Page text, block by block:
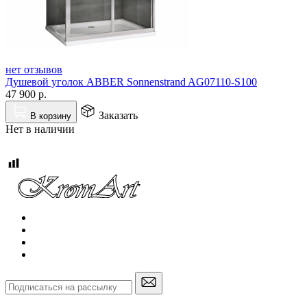
нет отзывов
Душевой уголок ABBER Sonnenstrand AG07110-S100
47 900 р.
В корзину
Заказать
Нет в наличии